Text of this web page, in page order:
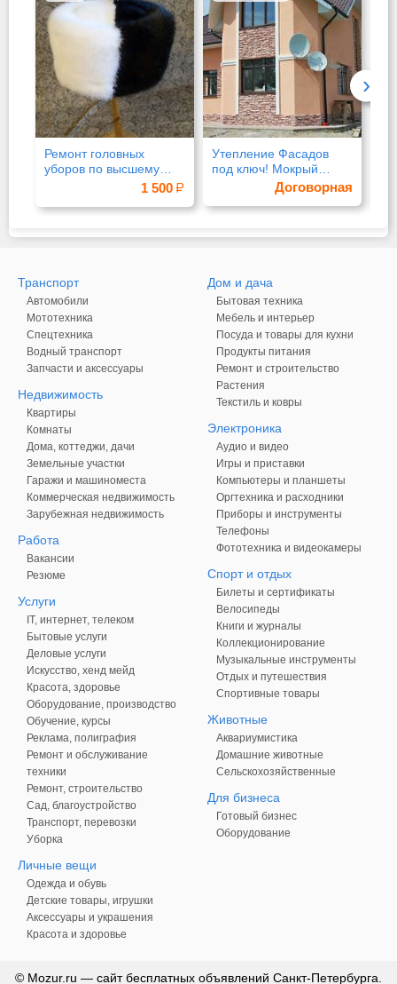
Ремонт головных
уборов по высшему
1 500
Утепление Фасадов
под ключ! Мокрый
Договорная
›
Транспорт
Автомобили
Мототехника
Спецтехника
Водный транспорт
Запчасти и аксессуары
Недвижимость
Квартиры
Комнаты
Дома, коттеджи, дачи
Земельные участки
Гаражи и машиноместа
Коммерческая недвижимость
Зарубежная недвижимость
Работа
Вакансии
Резюме
Услуги
IT, интернет, телеком
Бытовые услуги
Деловые услуги
Искусство, хенд мейд
Красота, здоровье
Оборудование, производство
Обучение, курсы
Реклама, полиграфия
Ремонт и обслуживание
техники
Ремонт, строительство
Сад, благоустройство
Транспорт, перевозки
Уборка
Личные вещи
Одежда и обувь
Детские товары, игрушки
Аксессуары и украшения
Красота и здоровье
Дом и дача
Бытовая техника
Мебель и интерьер
Посуда и товары для кухни
Продукты питания
Ремонт и строительство
Растения
Текстиль и ковры
Электроника
Аудио и видео
Игры и приставки
Компьютеры и планшеты
Оргтехника и расходники
Приборы и инструменты
Телефоны
Фототехника и видеокамеры
Спорт и отдых
Билеты и сертификаты
Велосипеды
Книги и журналы
Коллекционирование
Музыкальные инструменты
Отдых и путешествия
Спортивные товары
Животные
Аквариумистика
Домашние животные
Сельскохозяйственные
Для бизнеса
Готовый бизнес
Оборудование
© Mozur.ru — сайт бесплатных объявлений Санкт-Петербурга.